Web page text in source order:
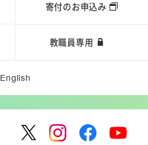
寄付のお申込み
教職員専用
English